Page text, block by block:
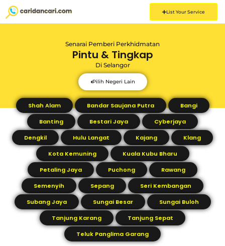
List Your Service
Senarai Pemberi Perkhidmatan
Pintu & Tingkap
Di Selangor
Pilih Negeri Lain
Shah Alam Bandar Saujana Putra
Bangi
Banting
Bestari Jaya
Cyberjaya
Dengkil
Hulu Langat Kajang
Klang
Kota Kemuning
Kuala Kubu Bharu
Petaling Jaya
Puchong
Rawang
Semenyih
Sepang
Seri Kembangan
Subang Jaya
Sungai Besar
Sungai Buloh
Tanjung Karang
Tanjung Sepat
Teluk Panglima Garang